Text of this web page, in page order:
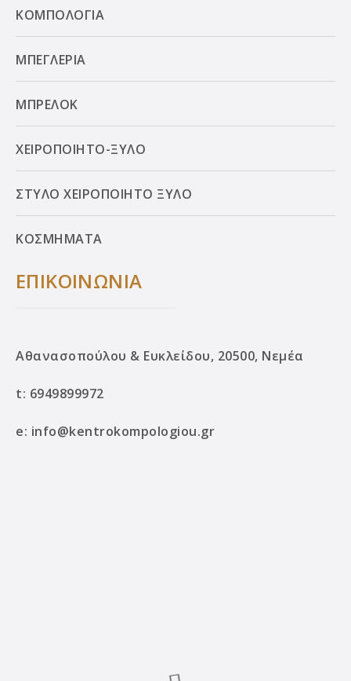
ΚΟΜΠΟΛΟΓΙΑ
ΜΠΕΓΛΕΡΙΑ
ΜΠΡΕΛΟΚ
ΧΕΙΡΟΠΟΙΗΤΟ-ΞΥΛΟ
ΣΤΥΛΟ ΧΕΙΡΟΠΟΙΗΤΟ ΞΥΛΟ
ΚΟΣΜΗΜΑΤΑ
ΕΠΙΚΟΙΝΩΝΙΑ
Αθανασοπούλου & Ευκλείδου, 20500, Νεμέα
t: 6949899972
e: info@kentrokompologiou.gr